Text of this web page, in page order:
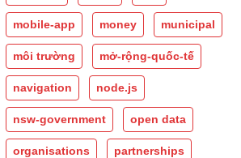
mobile-app money municipal
môi trường mở-rộng-quốc-tế
navigation node.js
nsw-government open data
organisations partnerships